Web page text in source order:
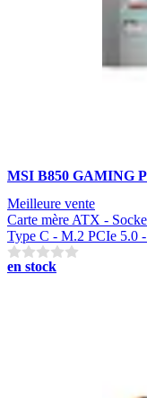
MSI B850 GAMING
Meilleure vente
Carte mère ATX -
Type C - M.2 PCIe 5.0
en stock